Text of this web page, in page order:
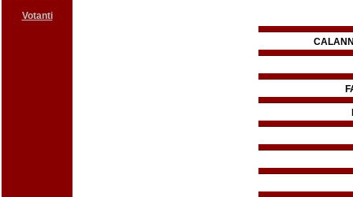
Votanti